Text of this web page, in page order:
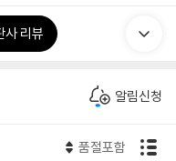
사 리뷰
알림신청
품절포함